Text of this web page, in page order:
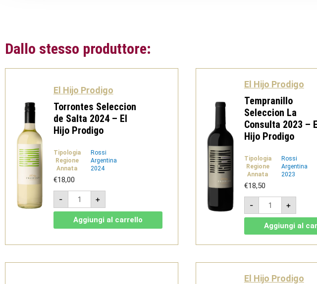
Dallo stesso produttore:
El Hijo Prodigo
Torrontes Seleccion
de Salta 2024 – El
Hijo Prodigo
Tipologia
Rossi
Regione
Argentina
Annata
2024
€18,00
-
Torrontes
Seleccion
de
Salta
2024
-
Hijo
quantità
+
Aggiungi al carrello
El Hijo Prodigo
Tempranillo
Seleccion La
Consulta 2023 –
Hijo Prodigo
Tipologia
Rossi
Regione
Argentina
Annata
2023
€18,50
-
Tempranillo
Seleccion
La
Consulta
2023
-
El
+
Aggiungi al
El Hijo Prodigo